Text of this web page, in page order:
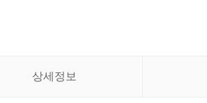
상세정보